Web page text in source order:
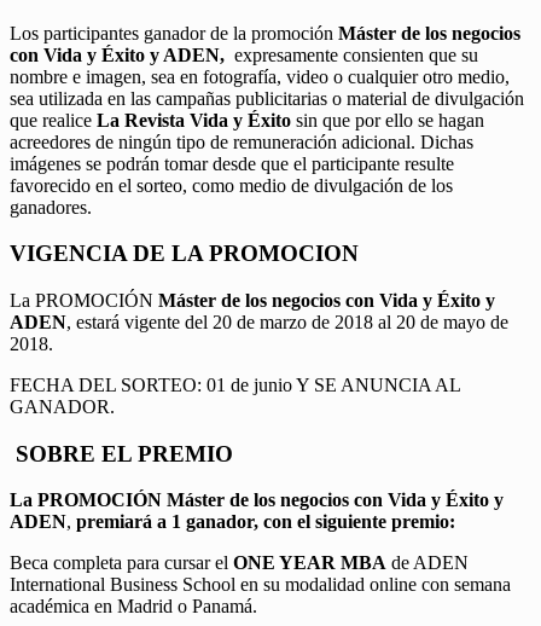
Los participantes ganador de la promoción Máster de los negocios
con Vida y Éxito y ADEN, expresamente consienten que su
nombre e imagen, sea en fotografía, video o cualquier otro medio,
sea utilizada en las campañas publicitarias o material de divulgación
que realice La Revista Vida y Éxito sin que por ello se hagan
acreedores de ningún tipo de remuneración adicional. Dichas
imágenes se podrán tomar desde que el participante resulte
favorecido en el sorteo, como medio de divulgación de los
ganadores.
VIGENCIA DE LA PROMOCION
La PROMOCIÓN Máster de los negocios con Vida y Éxito y
ADEN, estará vigente del 20 de marzo de 2018 al 20 de mayo de
2018.
FECHA DEL SORTEO: 01 de junio Y SE ANUNCIA AL
GANADOR.
SOBRE EL PREMIO
La PROMOCIÓN Máster de los negocios con Vida y Éxito y
ADEN, premiará a 1 ganador, con el siguiente premio:
Beca completa para cursar el ONE YEAR MBA de ADEN
International Business School en su modalidad online con semana
académica en Madrid o Panamá.